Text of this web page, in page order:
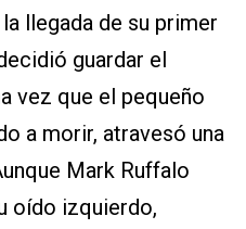
llegada de su primer
guardar el
vez que el pequeño
a morir, atravesó una
Mark Ruffalo
oído izquierdo,